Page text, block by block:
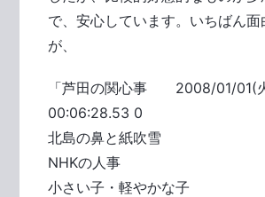
で、安心しています。いちばん
が、
「芦田の関心事 2008/01/01(
00:06:28.53 0
北島の鼻と紙吹雪
NHKの人事
小さい子・軽やかな子